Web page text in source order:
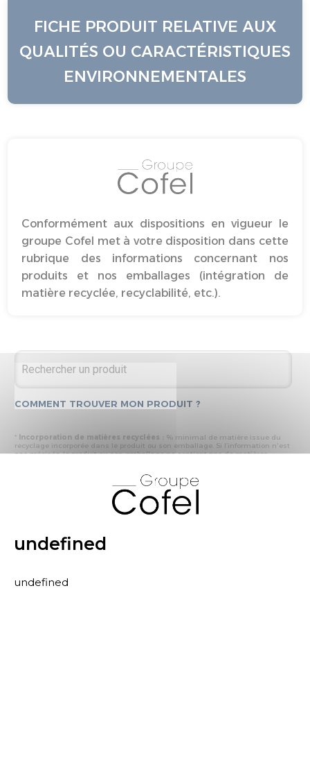
FICHE PRODUIT RELATIVE AUX
QUALITÉS OU CARACTÉRISTIQUES
ENVIRONNEMENTALES
Conformément aux dispositions en vigueur le
groupe Cofel met à votre disposition dans cette
rubrique des informations concernant nos
produits et nos emballages (intégration de
matière recyclée, recyclabilité, etc.).
COMMENT TROUVER MON PRODUIT ?
* Incorporation de matières recyclées : % minimal de matière issue du
recyclage incorporée dans le produit ou son emballage. Si l’information n'est
pas précisée, le produit ou son emballage ne contient pas de matières
- « produit ou emballage majoritairement recyclable » : la matière recyclée
produite par les processus de recyclage mis en œuvre représente plus de 50
% en masse du déchet collecté
- « produit ou emballage entièrement recyclable » : la matière recyclée
* Primes et pénalités appliquées au produit :
undefined
undefined